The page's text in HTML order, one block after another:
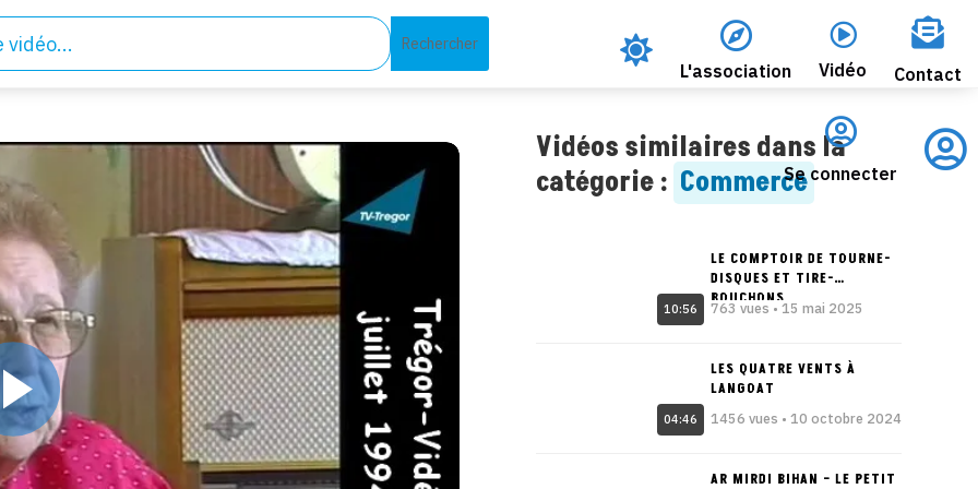
 
L'association

Vidéo

Contact

Se connecter

Vidéos similaires dans la
catégorie : Commerce
10:56
LE COMPTOIR DE TOURNE-
DISQUES ET TIRE-
BOUCHONS
763 vues • 15 mai 2025
04:46
LES QUATRE VENTS À
LANGOAT
1456 vues • 10 octobre 2024
AR MIRDI BIHAN – LE PETIT